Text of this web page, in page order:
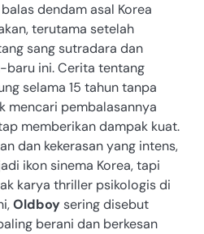
dendam asal Korea
terutama setelah
sang sutradara dan
baru ini. Cerita tentang
selama 15 tahun tanpa
mencari pembalasannya
memberikan dampak kuat.
dan kekerasan yang intens,
ikon sinema Korea, tapi
karya thriller psikologis di
Oldboysering disebut
berani dan berkesan